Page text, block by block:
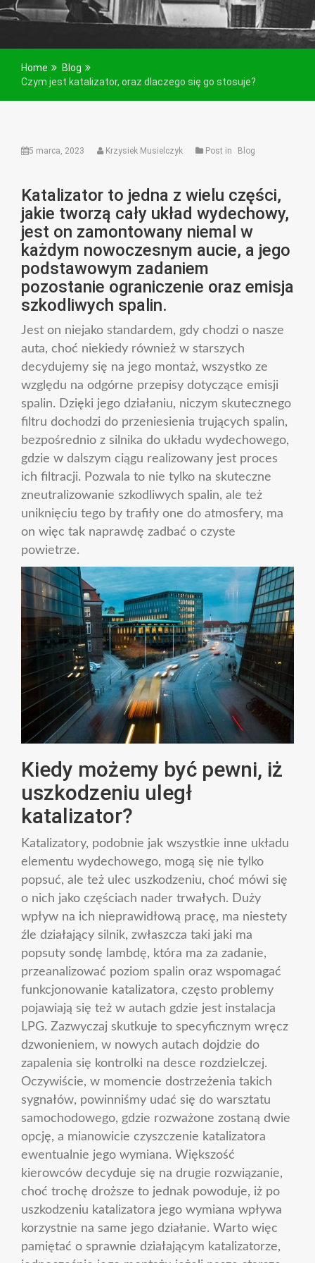
Home
Blog
Czym jest katalizator, oraz dlaczego się go stosuje?
5 marca, 2023 Krzysiek Musielczyk Post in Blog
Katalizator to jedna z wielu części,
jakie tworzą cały układ wydechowy,
jest on zamontowany niemal w
każdym nowoczesnym aucie, a jego
podstawowym zadaniem
pozostanie ograniczenie oraz emisja
szkodliwych spalin.
Jest on niejako standardem, gdy chodzi o nasze
auta, choć niekiedy również w starszych
decydujemy się na jego montaż, wszystko ze
względu na odgórne przepisy dotyczące emisji
spalin. Dzięki jego działaniu, niczym skutecznego
filtru dochodzi do przeniesienia trujących spalin,
bezpośrednio z silnika do układu wydechowego,
gdzie w dalszym ciągu realizowany jest proces
ich filtracji. Pozwala to nie tylko na skuteczne
zneutralizowanie szkodliwych spalin, ale też
uniknięciu tego by trafiły one do atmosfery, ma
on więc tak naprawdę zadbać o czyste
powietrze.
Kiedy możemy być pewni, iż
uszkodzeniu uległ
katalizator?
Katalizatory, podobnie jak wszystkie inne układu
elementu wydechowego, mogą się nie tylko
popsuć, ale też ulec uszkodzeniu, choć mówi się
o nich jako częściach nader trwałych. Duży
wpływ na ich nieprawidłową pracę, ma niestety
źle działający silnik, zwłaszcza taki jaki ma
popsuty sondę lambdę, która ma za zadanie,
przeanalizować poziom spalin oraz wspomagać
funkcjonowanie katalizatora, często problemy
pojawiają się też w autach gdzie jest instalacja
LPG. Zazwyczaj skutkuje to specyficznym wręcz
dzwonieniem, w nowych autach dojdzie do
zapalenia się kontrolki na desce rozdzielczej.
Oczywiście, w momencie dostrzeżenia takich
sygnałów, powinniśmy udać się do warsztatu
samochodowego, gdzie rozważone zostaną dwie
opcję, a mianowicie czyszczenie katalizatora
ewentualnie jego wymiana. Większość
kierowców decyduje się na drugie rozwiązanie,
choć trochę droższe to jednak powoduje, iż po
uszkodzeniu katalizatora jego wymiana wpływa
korzystnie na same jego działanie. Warto więc
pamiętać o sprawnie działającym katalizatorze,